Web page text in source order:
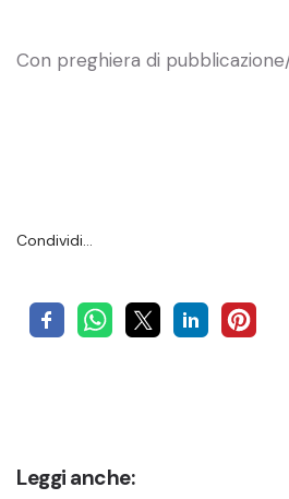
Con preghiera di
Condividi…
Leggi anche: